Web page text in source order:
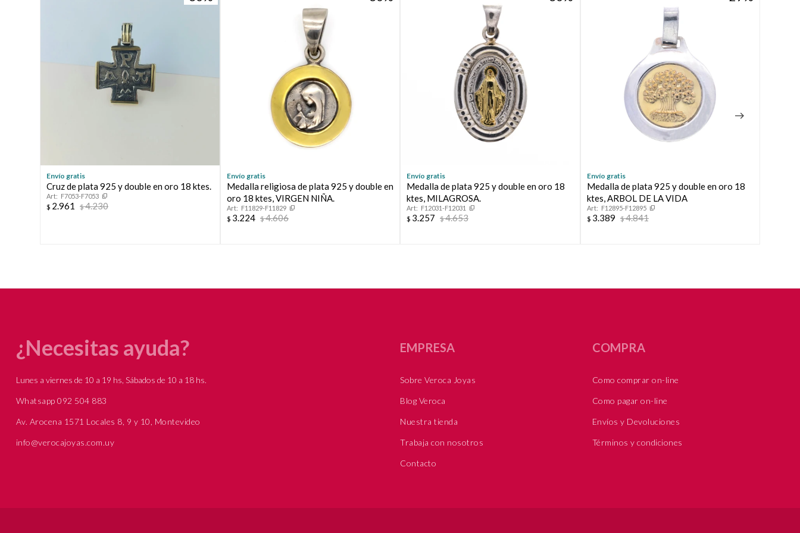
Envío gratis
Cruz de plata 925 y double en oro 18 ktes.
F7053-F7053
$ 2.961 $4.230
Envío gratis
Medalla religiosa de plata 925 y double en
oro 18 ktes, VIRGEN NIÑA.
F11829-F11829
$ 3.224 $4.606
Envío gratis
Medalla de plata 925 y double en oro 18
ktes, MILAGROSA.
F12031-F12031
$ 3.257 $4.653
Envío gratis
Medalla de plata 925 y double en oro 18
ktes, ARBOL DE LA VIDA
F12895-F12895
$ 3.389 $4.841
¿Necesitas ayuda?
Lunes a viernes de 10 a 19 hs, Sábados de 10 a 18 hs.
Whatsapp 092 504 883
Av. Arocena 1571 Locales 8, 9 y 10, Montevideo
info@verocajoyas.com.uy
EMPRESA
Sobre Veroca Joyas
Blog Veroca
Nuestra tienda
Trabaja con nosotros
Contacto
COMPRA
Como comprar on-line
Como pagar on-line
Envíos y Devoluciones
Términos y condiciones
Día
* sujeto a aprobación crediticia. El monto disponible puede